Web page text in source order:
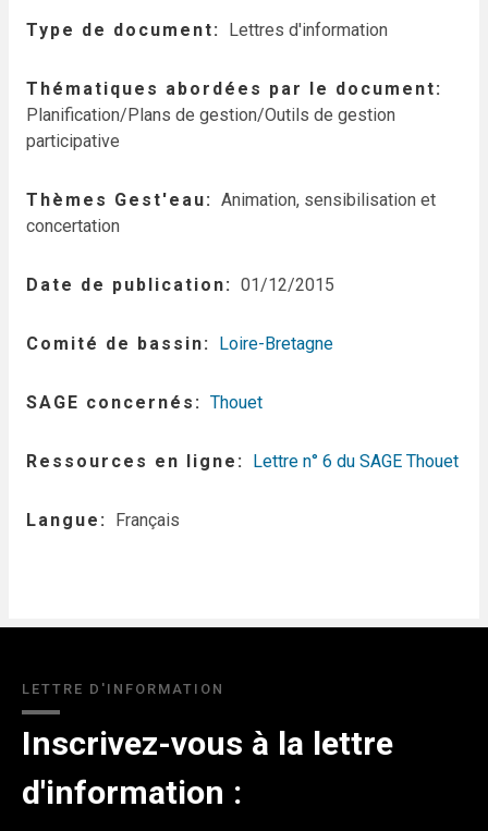
Type de document Lettres d'information
Thématiques abordées par le document
Planification/Plans de gestion/Outils de gestion
participative
Thèmes Gest'eau
Animation, sensibilisation et
concertation
Date de publication 01/12/2015
Comité de bassin Loire-Bretagne
SAGE concernés Thouet
Ressources en ligne Lettre n° 6 du SAGE Thouet
Langue Français
LETTRE D'INFORMATION
Inscrivez-vous à la lettre
d'information :